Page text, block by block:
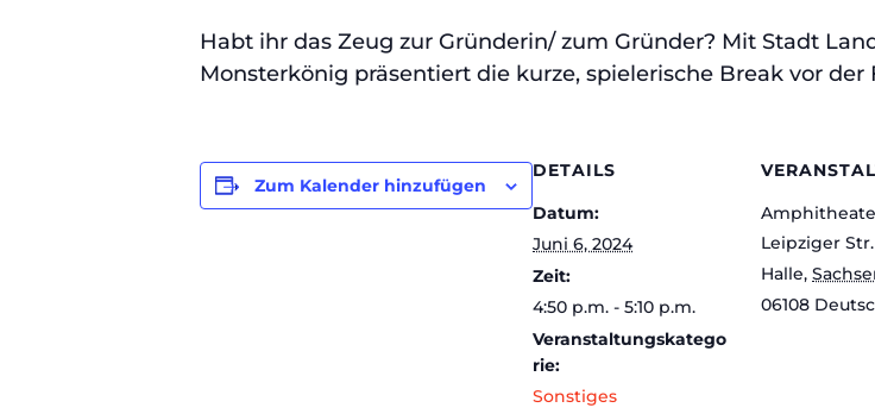
Habt ihr das Zeug zur Gründerin/ zum Gründer? Mit Stadt
Monsterkönig präsentiert die kurze, spielerische Break vor der
Zum Kalender hinzufügen
DETAILS
Datum:
Juni 6, 2024
Zeit:
4:50 p.m. - 5:10 p.m.
Veranstaltungskatego
rie:
Sonstiges
Leipziger
Halle,
06108